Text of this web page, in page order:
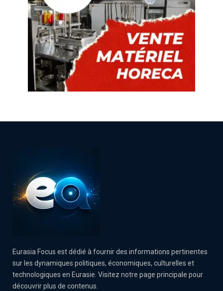
Eurasia Focus est dédié à fournir des informations pertinentes
sur les dynamiques politiques, économiques, culturelles et
technologiques en Eurasie. Visitez notre page principale pour
découvrir plus de contenus.